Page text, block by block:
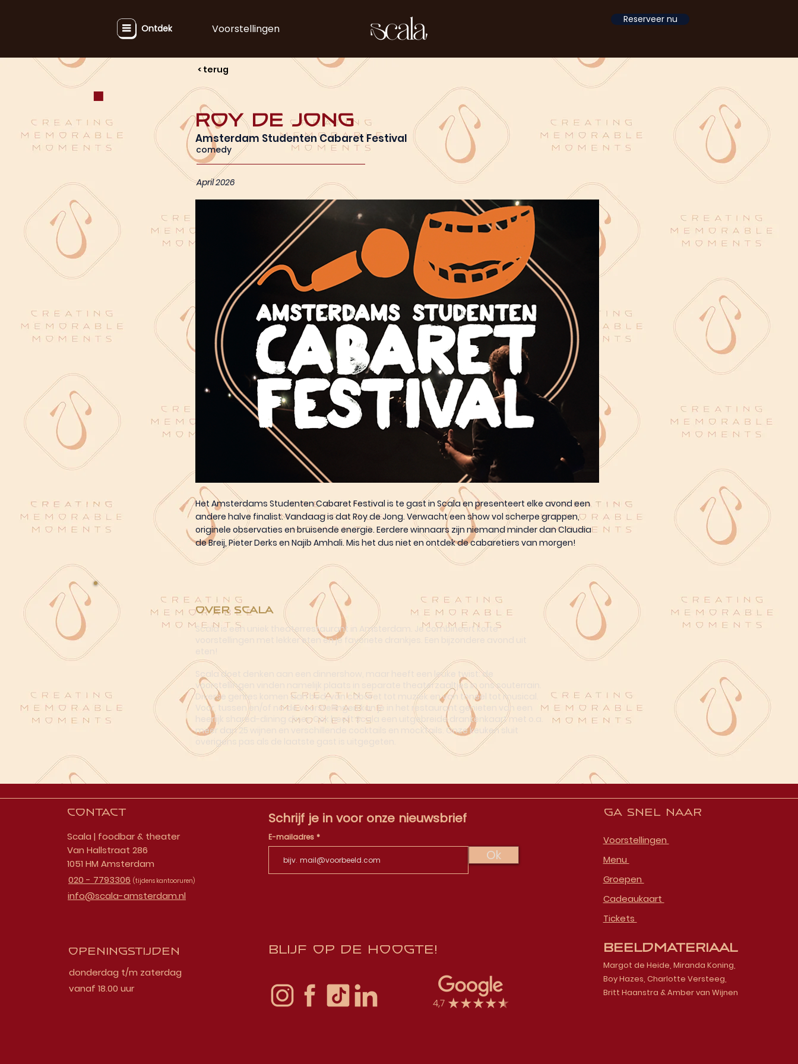
Ontdek Voorstellingen
Reserveer nu
< terug
comedy
Roy de Jong
Amsterdam Studenten Cabaret Festival
April 2026
Het Amsterdams Studenten Cabaret Festival is te gast in Scala en presenteert elke avond een
andere halve finalist. Vandaag is dat Roy de Jong. Verwacht een show vol scherpe grappen,
originele observaties en bruisende energie. Eerdere winnaars zijn niemand minder dan Claudia
de Breij, Pieter Derks en Najib Amhali. Mis het dus niet en ontdek de cabaretiers van morgen!
Over Scala
Scala is een uniek theaterrestaurant in Amsterdam. Je combineert korte
voorstellingen met lekker eten én je favoriete drankjes. Een bijzondere avond uit
Scala doet denken aan een dinnershow, maar heeft een leuke twist: de
voorstellingen vinden namelijk plaats in separate theaterzaaltjes in ons souterrain.
Diverse genres komen aan bod, van cabaret tot muziek en van toneel tot musical.
Voor, tussen en/of na de voorstellingen kan je in het restaurant genieten van een
heerlijk shared-dining diner. Ook heeft Scala een uitgebreide drankenkaart met o.a.
meer dan 25 wijnen en verschillende cocktails en mocktails. Onze keuken sluit
overigens pas als de laatste gast is uitgegeten.
Contact
Scala | foodbar & theater
Van Hallstraat 286
1051 HM Amsterdam
020 - 7793306 (tijdens kantooruren)
info@scala-amsterdam.nl
Openingstijden
donderdag t/m zaterdag
vanaf 18.00 uur
Schrijf je in voor onze nieuwsbrief
E-mailadres
Ok
Blijf op de hoogte!
Ga snel naar
Voorstellingen
Menu
Groepen
Cadeaukaart
Tickets
Beeldmateriaal
Margot de Heide, Miranda Koning,
Boy Hazes, Charlotte Versteeg,
Britt Haanstra & Amber van Wijnen